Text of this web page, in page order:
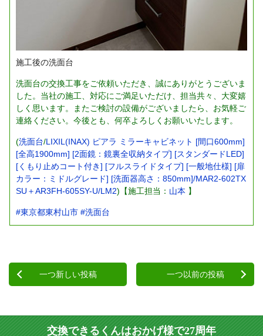
施工後の洗面台
洗面台の交換工事をご依頼いただき、誠にありがとうございま
した。当社の施工、対応にご満足いただけ、担当共々、大変嬉
しく思います。またご検討の設備がございましたら、お気軽ご
連絡ください。今後とも、何卒よろしくお願いいたします。
(洗面台/LIXIL(INAX) ピアラ ミラーキャビネット [間口600mm]
[全高1900mm] [2面鏡：鏡裏全収納タイプ] [スタンダードLED]
[くもり止めコート付き] [フルスライドタイプ] [一般地仕様] [扉
カラー：ミドルグレード] [洗面器高さ：850mm]/MAR2-602TX
SU＋AR3FH-605SY-U/LM2)【施工担当： 山本 】
#東京都東村山市 #洗面台
一つ新しい投稿 一つ以前の投稿
交換できるくんはおかげ様で27周年